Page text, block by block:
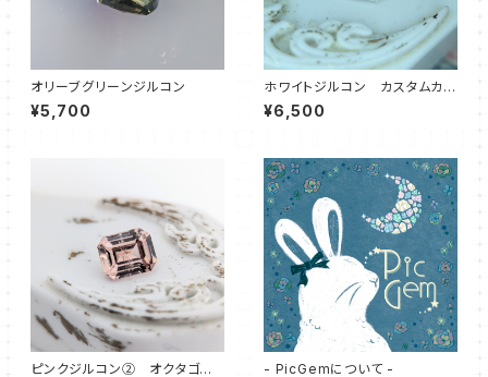
オリーブグリーンジルコン
¥5,700
ホワイトジルコン カスタムカッ
ト ヘキサゴン
¥6,500
ピンクジルコン② オクタゴナ
- PicGemについて -